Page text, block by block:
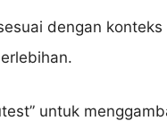
dengan
untuk